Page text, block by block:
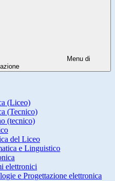
Menu di
(Liceo)
(Tecnico)
(tecnico)
del Liceo
e Linguistico
elettronici
e Progettazione elettronica